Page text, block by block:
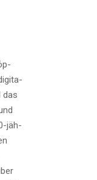
das
jäh­